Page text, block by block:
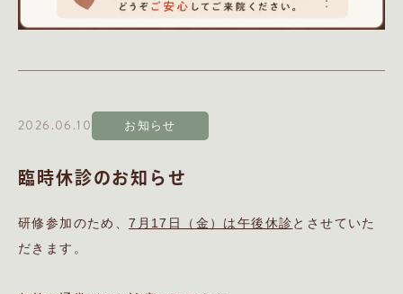
2026.06.10 お知らせ
臨時休診のお知らせ
研修参加のため、7月17日（金）は午後休診とさせていた
だきます。